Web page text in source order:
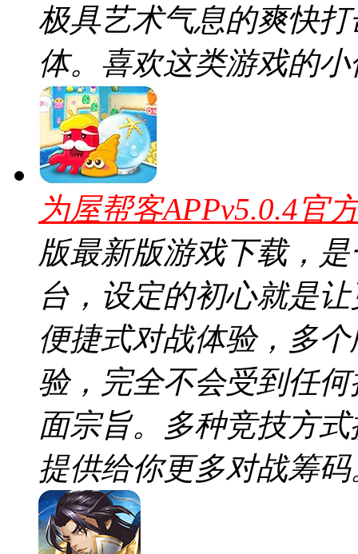
极具艺术气息的爽快
体。喜欢这类游戏的
为屋帮客APPv5.0.4官
版最新版游戏下载，
台，设定的初心就是
便捷式对战体验，多
验，完全不会受到任
面宗旨。多种竞技方
提供给你更多对战筹码